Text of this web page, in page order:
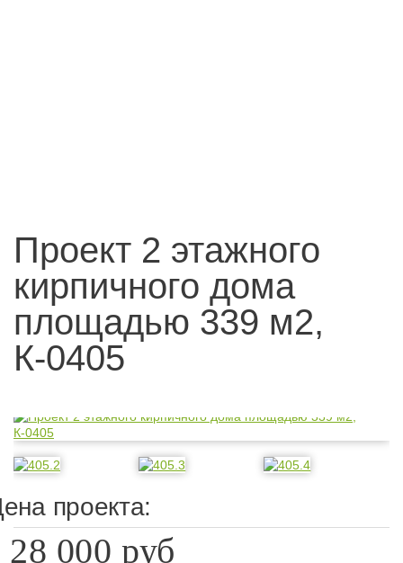
Проект 2 этажного
кирпичного дома
площадью 339 м2,
К-0405
проекта:
28 000 руб